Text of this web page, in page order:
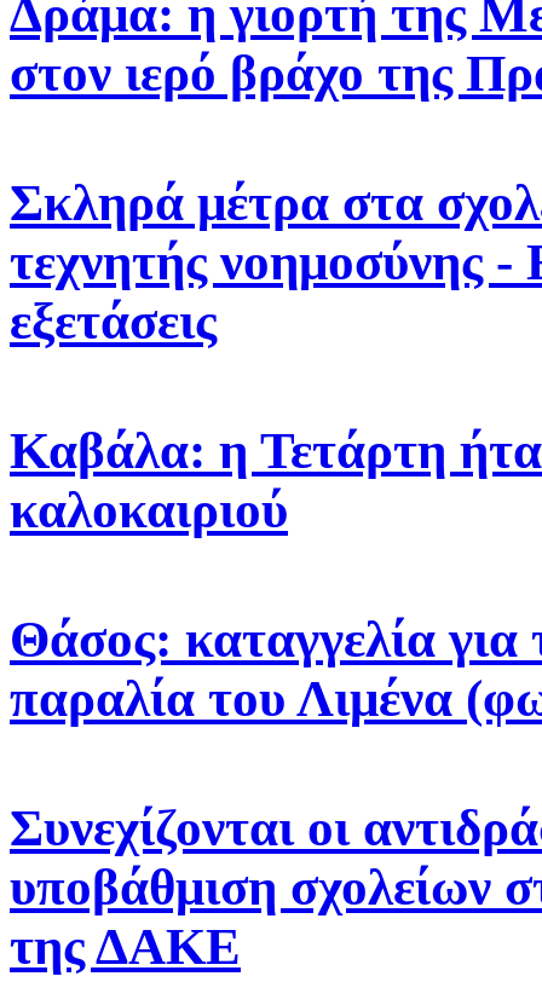
Δράμα: η γιορτή της
στον ιερό βράχο της
Σκληρά μέτρα στα
τεχνητής νοημοσύνης -
εξετάσεις
Καβάλα: η Τετάρτη
καλοκαιριού
Θάσος: καταγγελία για
παραλία του Λιμένα
Συνεχίζονται οι
υποβάθμιση σχολείων
της ΔΑΚΕ